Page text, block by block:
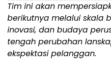
Tim ini akan
berikutnya melalui skala
inovasi, dan budaya
tengah perubahan
ekspektasi pelanggan.